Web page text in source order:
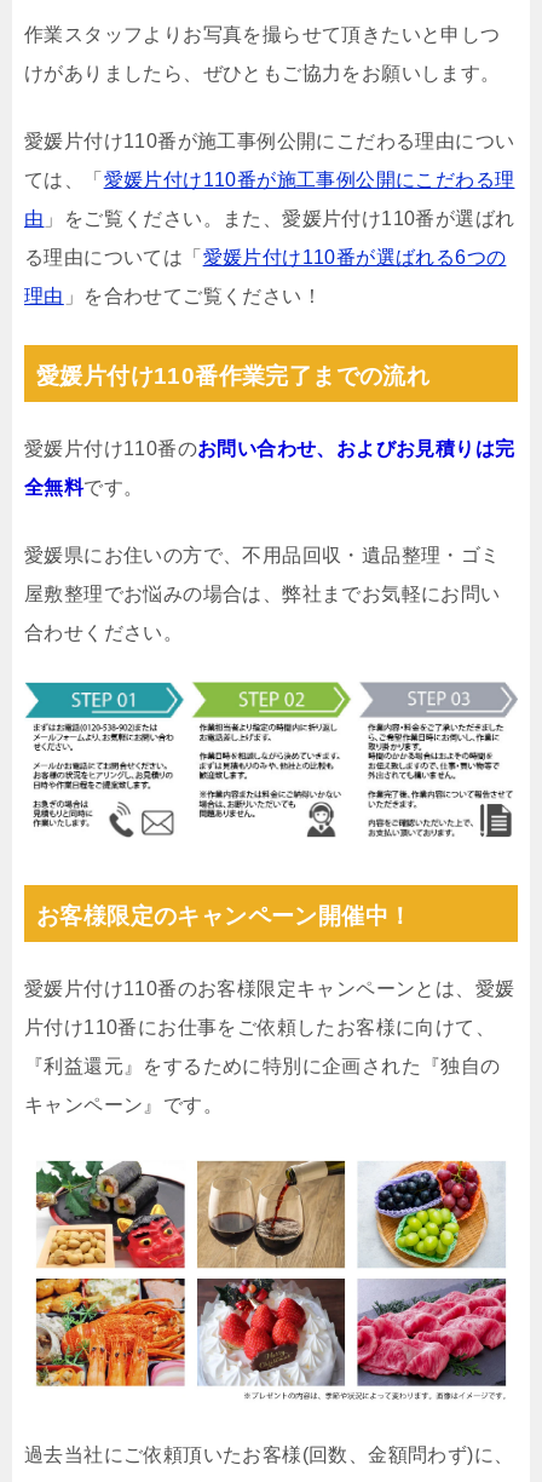
作業スタッフよりお写真を撮らせて頂きたいと申しつ
けがありましたら、ぜひともご協力をお願いします。
愛媛片付け110番が施工事例公開にこだわる理由につい
ては、「 愛媛片付け110番が施工事例公開にこだわる理
由 」をご覧ください。また、愛媛片付け110番が選ばれ
る理由については「 愛媛片付け110番が選ばれる6つの
理由 」を合わせてご覧ください！
愛媛片付け110番作業完了までの流れ
愛媛片付け110番のお問い合わせ、およびお見積りは完
全無料です。
愛媛県にお住いの方で、不用品回収・遺品整理・ゴミ
屋敷整理でお悩みの場合は、弊社までお気軽にお問い
合わせください。
お客様限定のキャンペーン開催中！
愛媛片付け110番のお客様限定キャンペーンとは、愛媛
片付け110番にお仕事をご依頼したお客様に向けて、
『利益還元』をするために特別に企画された『独自の
キャンペーン』です。
過去当社にご依頼頂いたお客様(回数、金額問わず)に、